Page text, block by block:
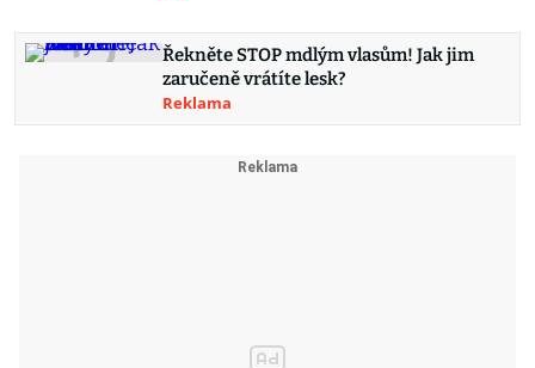
Řekněte STOP mdlým vlasům! Jak jim
zaručeně vrátíte lesk?
Reklama